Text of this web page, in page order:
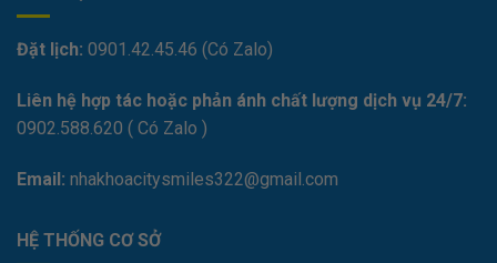
Đặt lịch: 0901.42.45.46 (Có Zalo)
Liên hệ hợp tác hoặc phản ánh chất lượng dịch vụ 24/7:
0902.588.620 ( Có Zalo )
Email: nhakhoacitysmiles322@gmail.com
HỆ THỐNG CƠ SỞ